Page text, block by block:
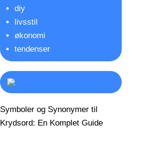
diy
livsstil
økonomi
tendenser
Symboler og Synonymer til
Krydsord: En Komplet Guide